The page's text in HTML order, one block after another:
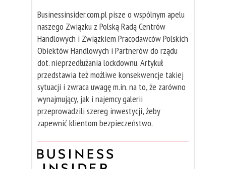
Businessinsider.com.pl pisze o wspólnym apelu
naszego Związku z Polską Radą Centrów
Handlowych i Związkiem Pracodawców Polskich
Obiektów Handlowych i Partnerów do rządu
dot. nieprzedłużania lockdownu. Artykuł
przedstawia też możliwe konsekwencje takiej
sytuacji i zwraca uwagę m.in. na to, że zarówno
wynajmujący, jak i najemcy galerii
przeprowadzili szereg inwestycji, żeby
zapewnić klientom bezpieczeństwo.